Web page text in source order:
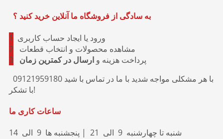
به سادگی از فروشگاه ما آنلاین خرید کنید ؟
1 ورود یا ایجاد حساب کاربری
2 مشاهده محصولات و انتخاب قطعات
3
پرداخت هزینه و ارسال در کمترین زمان
با تشکر!
ساعات کاری ما
شنبه تا چهارشنبه 9 الی 21 | پنجشنبه ها 9 الی 14